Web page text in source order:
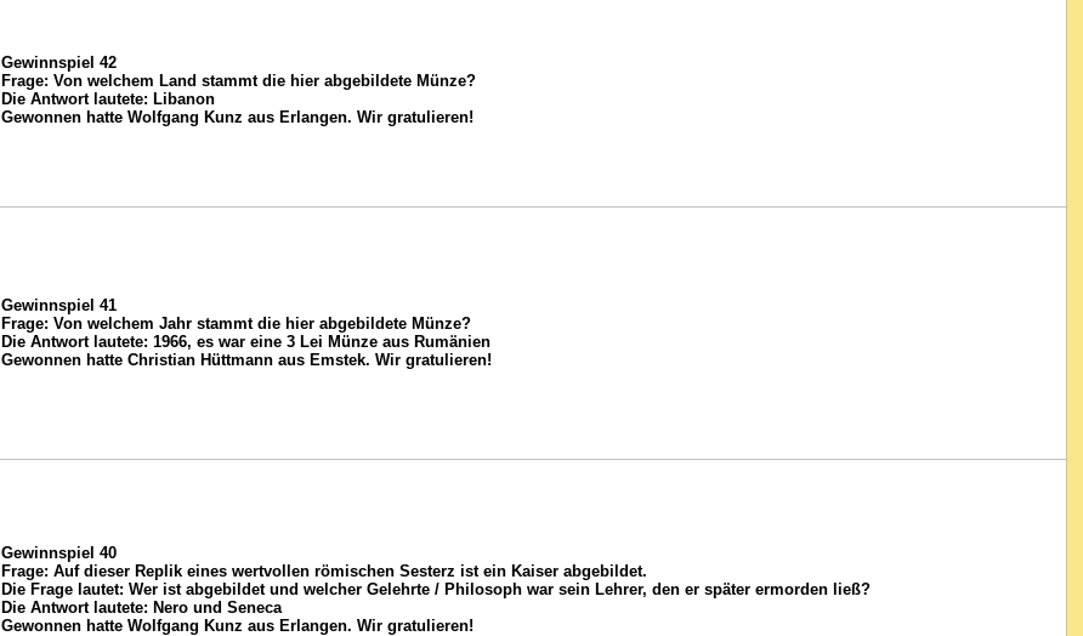
Gewinnspiel 42
Frage: Von welchem Land stammt die hier abgebildete Münze?
Die Antwort lautete: Libanon
Gewonnen hatte Wolfgang Kunz aus Erlangen. Wir gratulieren!
Gewinnspiel 41
Frage: Von welchem Jahr stammt die hier abgebildete Münze?
Die Antwort lautete: 1966, es war eine 3 Lei Münze aus Rumänien
Gewonnen hatte Christian Hüttmann aus Emstek. Wir gratulieren!
Gewinnspiel 40
Frage: Auf dieser Replik eines wertvollen römischen Sesterz ist ein Kaiser abgebildet.
Die Frage lautet: Wer ist abgebildet und welcher Gelehrte / Philosoph war sein Lehrer, den er später ermorden ließ?
Die Antwort lautete: Nero und Seneca
Gewonnen hatte Wolfgang Kunz aus Erlangen. Wir gratulieren!